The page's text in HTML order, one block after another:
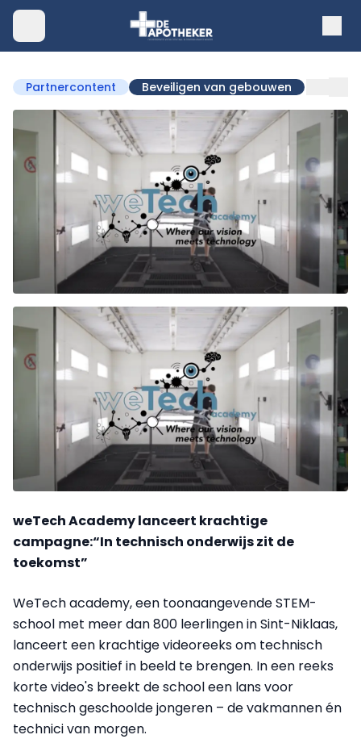
Partnercontent Beveiligen van gebouwen
weTech Academy lanceert krachtige
campagne:“In technisch onderwijs zit de
toekomst”
WeTech academy, een toonaangevende STEM-
school met meer dan 800 leerlingen in Sint-Niklaas,
lanceert een krachtige videoreeks om technisch
onderwijs positief in beeld te brengen. In een reeks
korte video's breekt de school een lans voor
technisch geschoolde jongeren – de vakmannen én
technici van morgen.